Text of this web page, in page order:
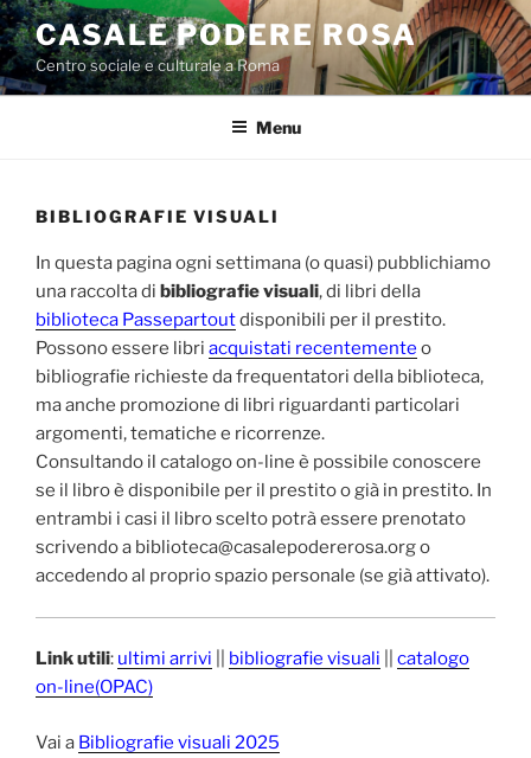
Salta
al
contenuto
CASALE PODERE ROSA
Centro sociale e culturale a Roma
Menu
BIBLIOGRAFIE VISUALI
In questa pagina ogni settimana (o quasi) pubblichiamo
una raccolta di bibliografie visuali, di libri della
biblioteca Passepartoutdisponibili per il prestito.
Possono essere libri acquistati recentemente o
bibliografie richieste da frequentatori della biblioteca,
ma anche promozione di libri riguardanti particolari
argomenti, tematiche e ricorrenze.
Consultando il catalogo on-line è possibile conoscere
se il libro è disponibile per il prestito o già in prestito. In
entrambi i casi il libro scelto potrà essere prenotato
scrivendo a biblioteca@casalepodererosa.org o
accedendo al proprio spazio personale (se già attivato).
Link utili: ultimi arrivi bibliografie visuali
catalogo
on-line(OPAC)
Vai a Bibliografie visuali 2025